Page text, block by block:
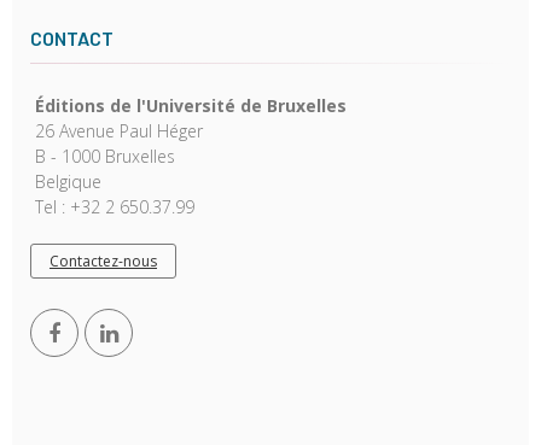
CONTACT
Éditions de l'Université de Bruxelles
26 Avenue Paul Héger
B - 1000 Bruxelles
Belgique
Tel : +32 2 650.37.99
Contactez-nous